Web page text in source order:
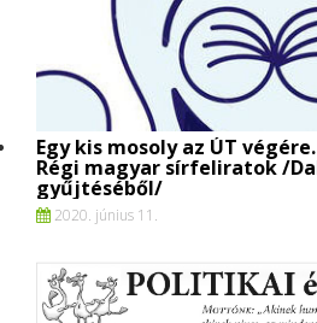
Egy kis mosoly az ÚT
Régi magyar sírfeliratok /
gyűjtéséből/
2020. június 11.